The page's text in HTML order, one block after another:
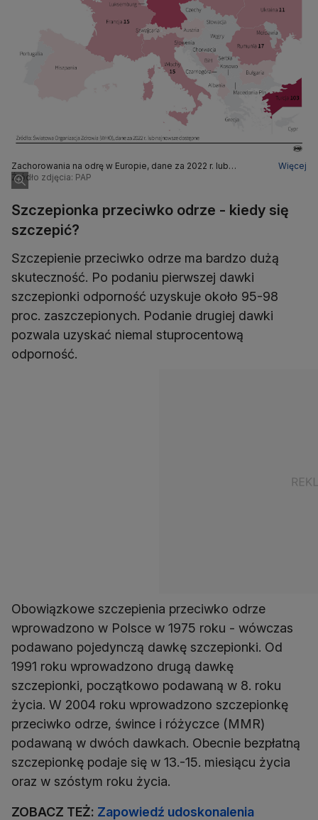
Zachorowania na odrę w Europie, dane za 2022 r. lub
najnowsze dostępne
Więcej
Źródło zdjęcia: PAP
Szczepionka przeciwko odrze - kiedy się
szczepić?
Szczepienie przeciwko odrze ma bardzo dużą
skuteczność. Po podaniu pierwszej dawki
szczepionki odporność uzyskuje około 95-98
proc. zaszczepionych. Podanie drugiej dawki
pozwala uzyskać niemal stuprocentową
odporność.
Obowiązkowe szczepienia przeciwko odrze
wprowadzono w Polsce w 1975 roku - wówczas
podawano pojedynczą dawkę szczepionki. Od
1991 roku wprowadzono drugą dawkę
szczepionki, początkowo podawaną w 8. roku
życia. W 2004 roku wprowadzono szczepionkę
przeciwko odrze, śwince i różyczce (MMR)
podawaną w dwóch dawkach. Obecnie bezpłatną
szczepionkę podaje się w 13.-15. miesiącu życia
oraz w szóstym roku życia.
ZOBACZ TEŻ: Zapowiedź udoskonalenia